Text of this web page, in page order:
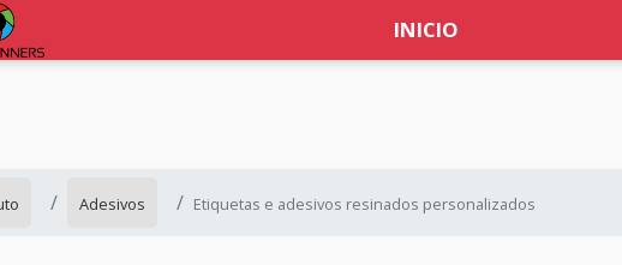
INICIO
Adesivos Etiquetas e adesivos resinados personalizados